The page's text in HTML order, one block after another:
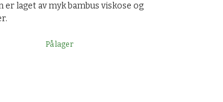
laget av myk bambus viskose og
På lager